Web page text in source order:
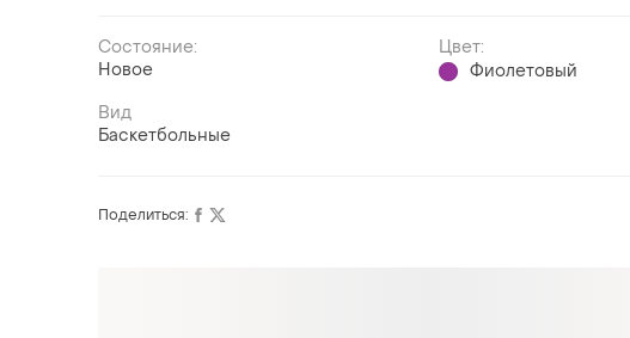
Состояние:
Новое
Цвет:
Фиолетовый
Вид
Баскетбольные
Поделиться: